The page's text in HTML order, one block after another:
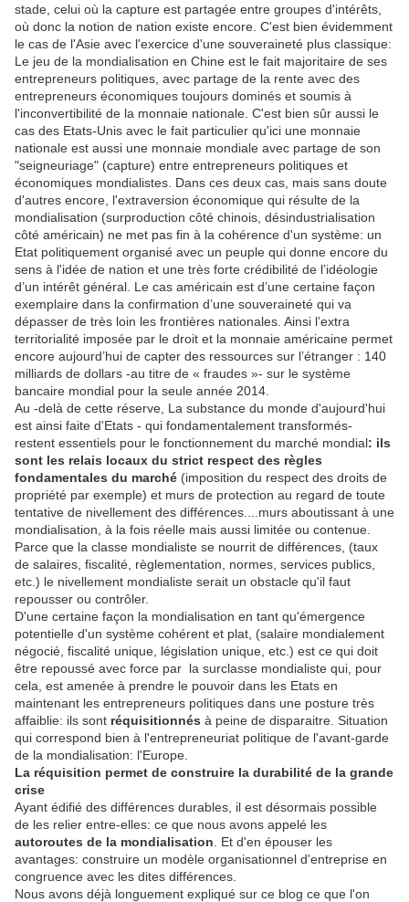
stade, celui où la capture est partagée entre groupes d'intérêts,
où donc la notion de nation existe encore. C'est bien évidemment
le cas de l'Asie avec l'exercice d'une souveraineté plus classique:
Le jeu de la mondialisation en Chine est le fait majoritaire de ses
entrepreneurs politiques, avec partage de la rente avec des
entrepreneurs économiques toujours dominés et soumis à
l'inconvertibilité de la monnaie nationale. C'est bien sûr aussi le
cas des Etats-Unis avec le fait particulier qu'ici une monnaie
nationale est aussi une monnaie mondiale avec partage de son
"seigneuriage" (capture) entre entrepreneurs politiques et
économiques mondialistes. Dans ces deux cas, mais sans doute
d'autres encore, l'extraversion économique qui résulte de la
mondialisation (surproduction côté chinois, désindustrialisation
côté américain) ne met pas fin à la cohérence d'un système: un
Etat politiquement organisé avec un peuple qui donne encore du
sens à l'idée de nation et une très forte crédibilité de l’idéologie
d’un intérêt général. Le cas américain est d’une certaine façon
exemplaire dans la confirmation d’une souveraineté qui va
dépasser de très loin les frontières nationales. Ainsi l’extra
territorialité imposée par le droit et la monnaie américaine permet
encore aujourd’hui de capter des ressources sur l’étranger : 140
milliards de dollars -au titre de « fraudes »- sur le système
bancaire mondial pour la seule année 2014.
Au -delà de cette réserve, La substance du monde d'aujourd'hui
est ainsi faite d'Etats - qui fondamentalement transformés-
restent essentiels pour le fonctionnement du marché mondial: ils
sont les relais locaux du strict respect des règles
fondamentales du marché (imposition du respect des droits de
propriété par exemple) et murs de protection au regard de toute
tentative de nivellement des différences....murs aboutissant à une
mondialisation, à la fois réelle mais aussi limitée ou contenue.
Parce que la classe mondialiste se nourrit de différences, (taux
de salaires, fiscalité, règlementation, normes, services publics,
etc.) le nivellement mondialiste serait un obstacle qu'il faut
repousser ou contrôler.
D'une certaine façon la mondialisation en tant qu'émergence
potentielle d'un système cohérent et plat, (salaire mondialement
négocié, fiscalité unique, législation unique, etc.) est ce qui doit
être repoussé avec force par la surclasse mondialiste qui, pour
cela, est amenée à prendre le pouvoir dans les Etats en
maintenant les entrepreneurs politiques dans une posture très
affaiblie: ils sont réquisitionnés à peine de disparaitre. Situation
qui correspond bien à l'entrepreneuriat politique de l'avant-garde
de la mondialisation: l'Europe.
La réquisition permet de construire la durabilité de la grande
crise
Ayant édifié des différences durables, il est désormais possible
de les relier entre-elles: ce que nous avons appelé les
autoroutes de la mondialisation . Et d'en épouser les
avantages: construire un modèle organisationnel d'entreprise en
congruence avec les dites différences.
Nous avons déjà longuement expliqué sur ce blog ce que l'on